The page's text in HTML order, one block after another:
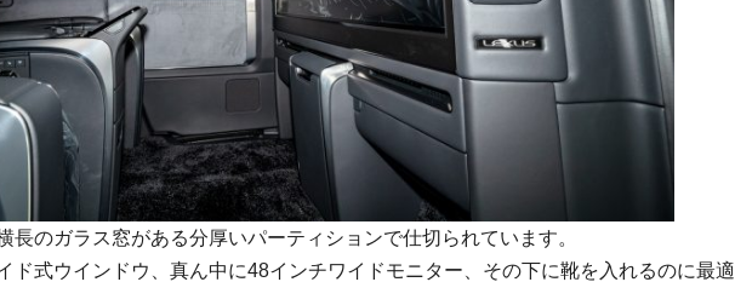
長のガラス窓がある分厚いパーティションで仕切られています。
ド式ウインドウ、真ん中に48インチワイドモニター、その下に靴を入れるのに最適